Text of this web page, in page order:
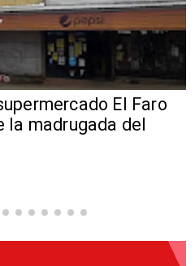
El Faro
la madrugada del